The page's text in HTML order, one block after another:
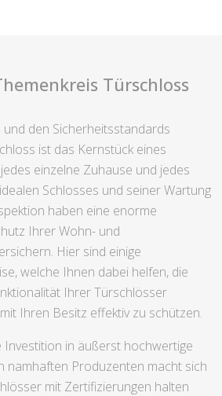
Türschloss
den Sicherheitsstandards
ist das Kernstück eines
einzelne Zuhause und jedes
Schlosses und seiner Wartung
haben eine enorme
Ihrer Wohn- und
Hier sind einige
welche Ihnen dabei helfen, die
Ihrer Türschlösser
Ihren Besitz effektiv zu schützen.
Investition in äußerst hochwertige
namhaften Produzenten macht sich
mit Zertifizierungen halten